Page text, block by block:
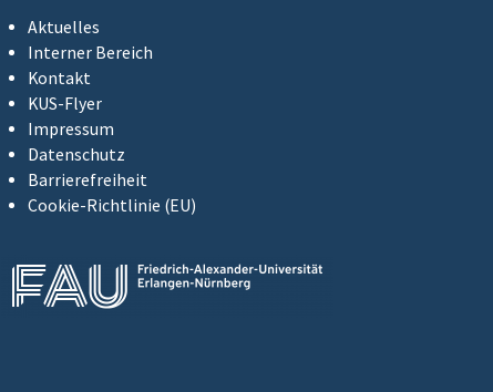
Aktuelles
Interner Bereich
Kontakt
KUS-Flyer
Impressum
Datenschutz
Barrierefreiheit
Cookie-Richtlinie (EU)